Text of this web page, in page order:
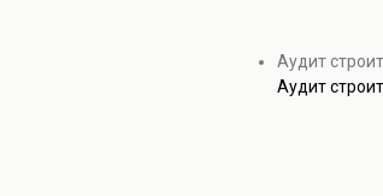
Аудит
Аудит